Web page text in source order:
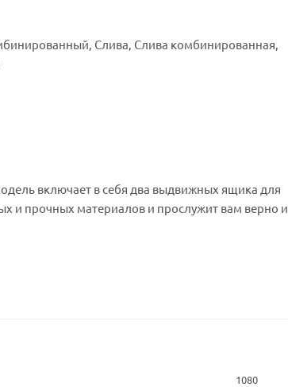
Слива, Слива комбинированная,
включает в себя два выдвижных ящика для
и прочных материалов и прослужит вам верно и
1080